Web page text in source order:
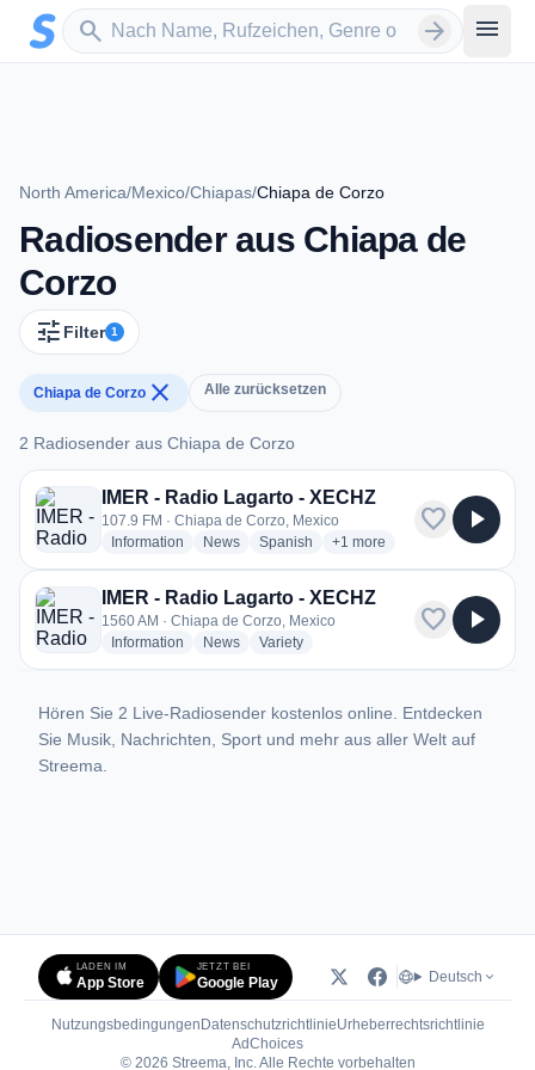
Zum Hauptinhalt springen
search
Sender suchen arrow_forward menu
North America/Mexico/Chiapas/Chiapa de Corzo
Radiosender aus Chiapa de
Corzo
tune Filter 1
Chiapa de Corzo close Alle zurücksetzen
2 Radiosender aus Chiapa de Corzo
2 Radiosender aus Chiapa de Corzo
IMER - Radio Lagarto - XECHZ
107.9 FM · Chiapa de Corzo, Mexico
Information radio stations
Newsradio stations
Spanish radio stations
+1 more genres for IMER -
more
favorite play_arrow
IMER - Radio Lagarto - XECHZ
1560 AM · Chiapa de Corzo, Mexico
Information radio stations
Newsradio stations
Varietyradio stations
favorite play_arrow
Hören Sie 2 Live-Radiosender kostenlos online. Entdecken
Sie Musik, Nachrichten, Sport und mehr aus aller Welt auf
Streema.
LADEN IM
App Store
JETZT BEI
Google Play Deutsch
Nutzungsbedingungen DatenschutzrichtlinieUrheberrechtsrichtlinie
AdChoices(öffnet in neuem Tab)
© 2026 Streema, Inc. Alle Rechte vorbehalten